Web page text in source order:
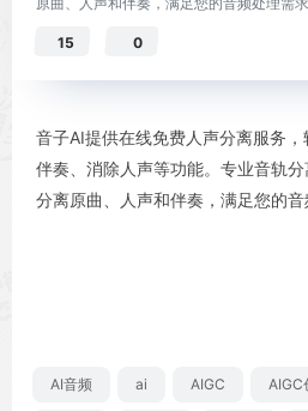
15 0
音子AI提供在线免费人声分离服务
伴奏、消除人声等功能。专业音轨
分离原曲、人声和伴奏，满足您的音
AI音频 ai AIGC AIGC